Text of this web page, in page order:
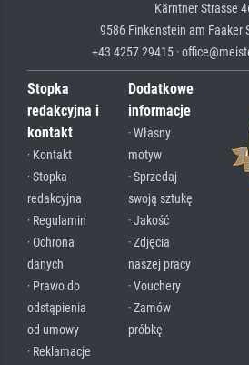
Kärntner Strasse
9586 Finkenstein am Faaker
+43 4257 29415 ·
Stopka
redakcyjna i
kontakt
· Kontakt
· Stopka
redakcyjna
· Regulamin
· Ochrona
danych
· Prawo do
odstąpienia
od umowy
· Reklamacje
Dodatkowe
informacje
· Własny
motyw
· Sprzedaj
swoją sztukę
· Jakość
· Zdjęcia
naszej pracy
· Vouchery
· Zamów
próbkę